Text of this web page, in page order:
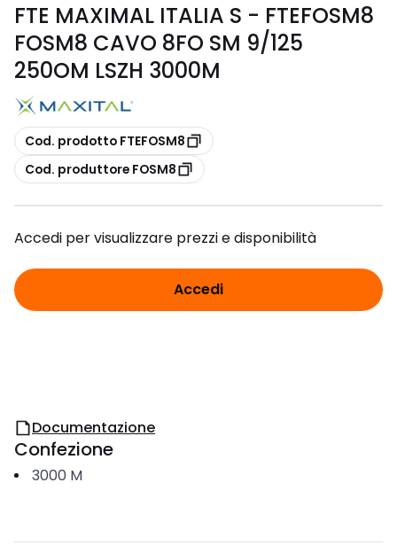
FTE MAXIMAL ITALIA S - FTEFOSM8
FOSM8 CAVO 8FO SM 9/125
250OM LSZH 3000M
copia
Cod. prodotto FTEFOSM8
copia
Cod. produttore FOSM8
Accedi per visualizzare prezzi e disponibilità
Accedi
Documentazione
Confezione
3000 M